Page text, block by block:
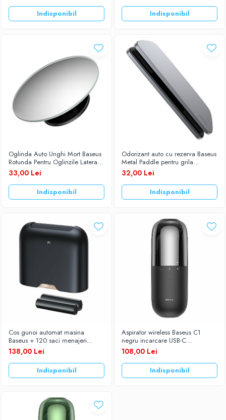
Indisponibil Indisponibil
Oglinda Auto Unghi Mort Baseus
Rotunda Pentru Oglinzile Laterale
Cu Adeziv ACMDJ-01 set 2 buc.
33,00 Lei
Indisponibil
Odorizant auto cu rezerva Baseus
Metal Paddle pentru grila
ventilatie argintiu SUXUN-MP0S
32,00 Lei
Indisponibil
Cos gunoi automat masina
Baseus + 120 saci menajeri
negru CRLJT01-01
138,00 Lei
Indisponibil
Aspirator wireless Baseus C1
negru incarcare USB-C
CRXCQC1-01
108,00 Lei
Indisponibil